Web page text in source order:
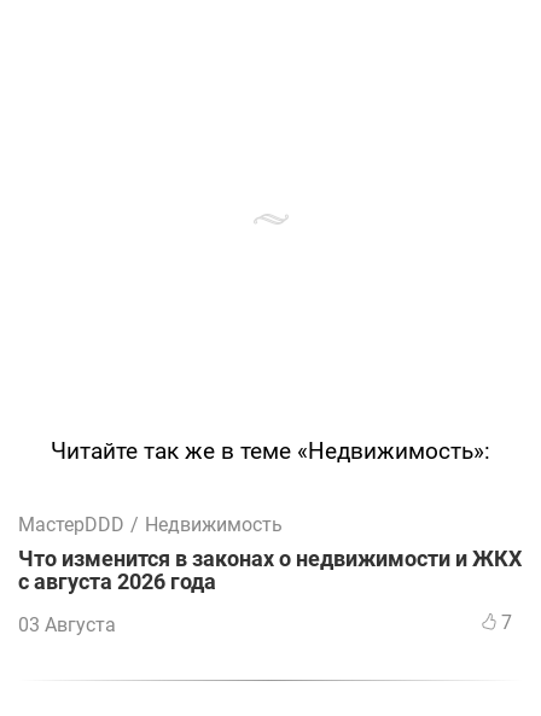
Читайте так же в теме «Недвижимость»:
МастерDDD / Недвижимость
Что изменится в законах о недвижимости и ЖКХ
с августа 2026 года
03 Августа 7